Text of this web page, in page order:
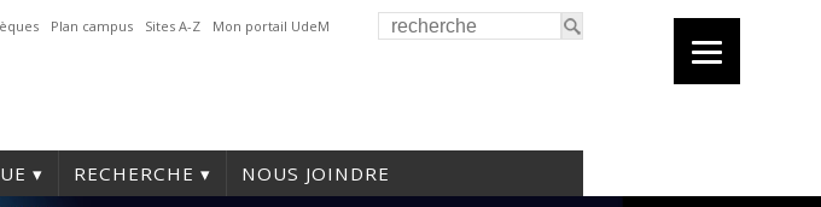
Plan campus Sites A-Z Mon portail UdeM
RECHERCHE NOUS JOINDRE